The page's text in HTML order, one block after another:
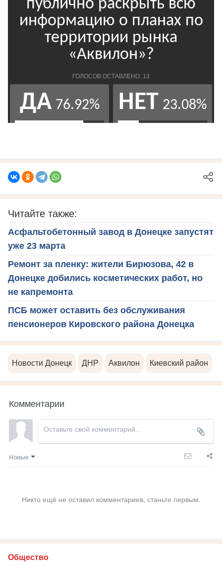
Читайте также:
Асфальтобетонный завод в Донецке запустят
уже 23 марта
Ремонт за пленку: жители Бирюзова, 42 в
Донецке добились косметических работ, но
не капремонта
ПСБ может оставить без обслуживания
пенсионеров Кировского района Донецка
Новости Донецк ДНР Аквилон Киевский район
Комментарии
Новые
Никто ещё не оставил комментариев, станьте первым.
Общество